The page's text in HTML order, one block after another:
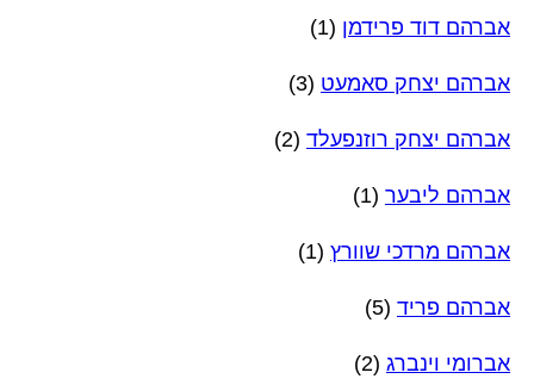
אברהם דוד פרידמן (1)
אברהם יצחק סאמעט (3)
אברהם יצחק רוזנפעלד (2)
אברהם ליבער (1)
אברהם מרדכי שוורץ (1)
אברהם פריד (5)
אברומי וינברג (2)